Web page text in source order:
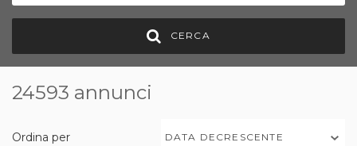
CERCA
24593 annunci
Ordina per DATA DECRESCENTE